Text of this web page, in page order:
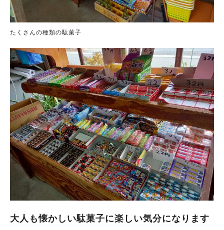
たくさんの種類の駄菓子
大人も懐かしい駄菓子に楽しい気分になります